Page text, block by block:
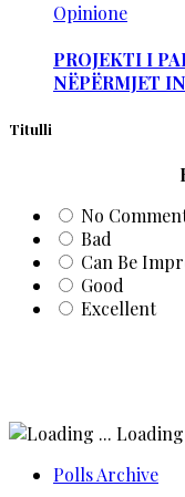
Opinione
PROJEKTI I
NËPËRMJET
Titulli
No
Bad
Can Be
Good
Excellent
Loading
Polls Archive